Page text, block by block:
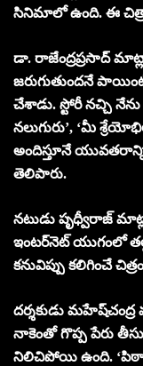
సినిమాలో ఉంది. ఈ
డా. రాజేంద్రప్రసాద్‌
జరుగుతుందనే
చేశాడు. స్టోరీ నచ్చి
నలుగురు’, ‘మీ
అందిస్తూనే
తెలిపారు.
నటుడు పృధ్వీరాజ్‌
ఇంటర్‌నెట్‌ యుగంలో
కనువిప్పు కలిగించే
దర్శకుడు
నాకెంతో గొప్ప పేరు
నిలిచిపోయి ఉంది.